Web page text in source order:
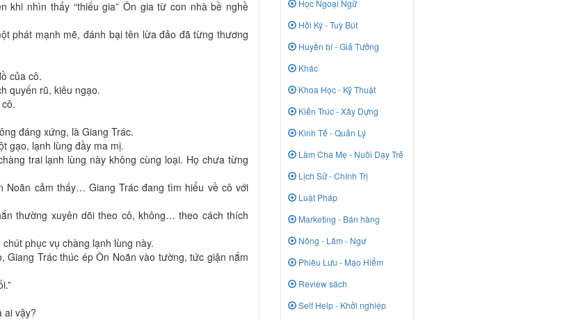
khi nhìn thấy “thiếu gia” Ôn gia từ con nhà bề nghề
phát mạnh mẽ, đánh bại tên lừa đảo đã từng thương
của cô.
quyến rũ, kiêu ngạo.
đáng xứng, là Giang Trác.
gạo, lạnh lùng đầy ma mị.
trai lạnh lùng này không cùng loại. Họ chưa từng
Noãn cảm thấy… Giang Trác đang tìm hiểu về cô với
thường xuyên dõi theo cô, không… theo cách thích
phục vụ chàng lạnh lùng này.
Giang Trác thúc ép Ôn Noãn vào tường, tức giận nắm
ai vậy?
Học Ngoại Ngữ
Hồi Ký - Tuỳ Bút
Huyền bí - Giả Tưởng
Khác
Khoa Học - Kỹ Thuật
Kiến Trúc - Xây Dựng
Kinh Tế - Quản Lý
Làm Cha Mẹ - Nuôi Dạy Trẻ
Lịch Sử - Chính Trị
Luật Pháp
Marketing - Bán hàng
Nông - Lâm - Ngư
Phiêu Lưu - Mạo Hiểm
Review sách
Self Help - Khởi nghiệp